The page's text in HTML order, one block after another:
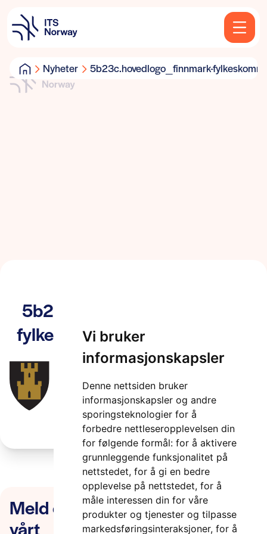
Vi bruker
informasjonskapsler
Denne nettsiden bruker
informasjonskapsler og andre
sporingsteknologier for å
forbedre nettleseropplevelsen din
for følgende formål: for å aktivere
grunnleggende funksjonalitet på
nettstedet, for å gi en bedre
opplevelse på nettstedet, for å
måle interessen din for våre
produkter og tjenester og tilpasse
markedsføringsinteraksjoner, for å
Nyheter 5b23c.hovedlogo_finnmark-
5b23c.hovedlogo_finnmark-
fylkeskommune_farger_web_2
2 minutter
Meld deg på nyhetsbrevet
vårt